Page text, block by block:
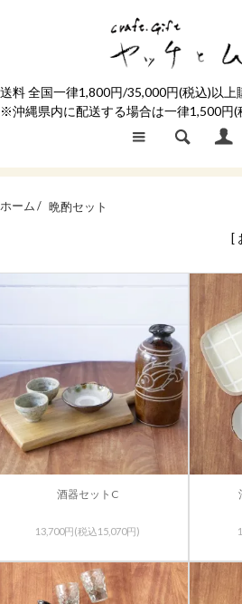
送料 全国一律1,800円/35,000円(税込)以上
※沖縄県内に配送する場合は一律1,500円(
ホーム / 晩酌セット
[
酒器セットC
13,700円(税込15,070円)